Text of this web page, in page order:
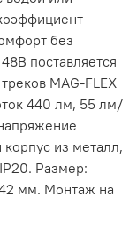
без
поставляется
MAG-FLEX
440 лм, 55 лм/
из металл,
Размер:
мм. Монтаж на